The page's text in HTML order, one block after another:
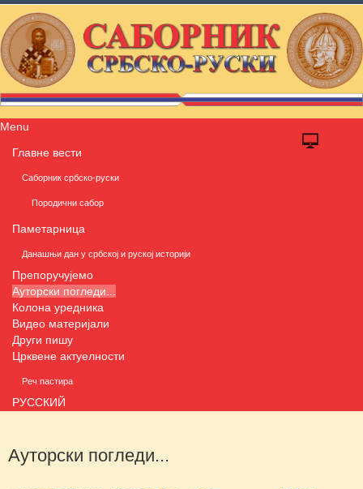
Menu
Главне вести
Саборник србско-руски
Породични сабор
Паметарница
Данашњи дан у србској и руској историји
Препоручујемо
Ауторски погледи...
Колона уредника
Видео материјали
Други пишу
Црквене актуелности
Реч пастира
РУССКИЙ
Ауторски погледи...